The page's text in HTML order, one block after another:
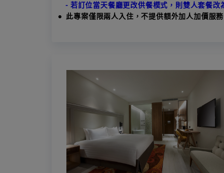
- 若訂位當天餐廳更改供餐模式，則雙人套餐改
● 此專案僅限兩人入住，不提供額外加人加價服務